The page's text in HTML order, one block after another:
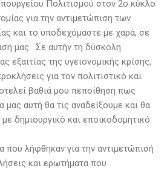
Πολιτισμού στον 2ο κύκλο
για την αντιμετώπιση των
και το υποδεχόμαστε με χαρά, σε
μας. Σε αυτήν τη δύσκολη
εξαιτίας της υγειονομικής κρίσης,
για τον πολιτιστικό και
βαθιά μου πεποίθηση πως
μας αυτή θα τις αναδείξουμε και θα
δημιουργικό και εποικοδομητικό
που λήφθηκαν για την αντιμετώπισή
και ερωτήματα που